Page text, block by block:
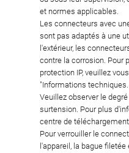
et normes applicables.
Les connecteurs avec
sont pas adaptés à une
l'extérieur, les
contre la corrosion. Pour
protection IP, veuillez
"Informations techniques.
Veuillez observer le
surtension. Pour plus
centre de
Pour verrouiller le
l'appareil, la bague